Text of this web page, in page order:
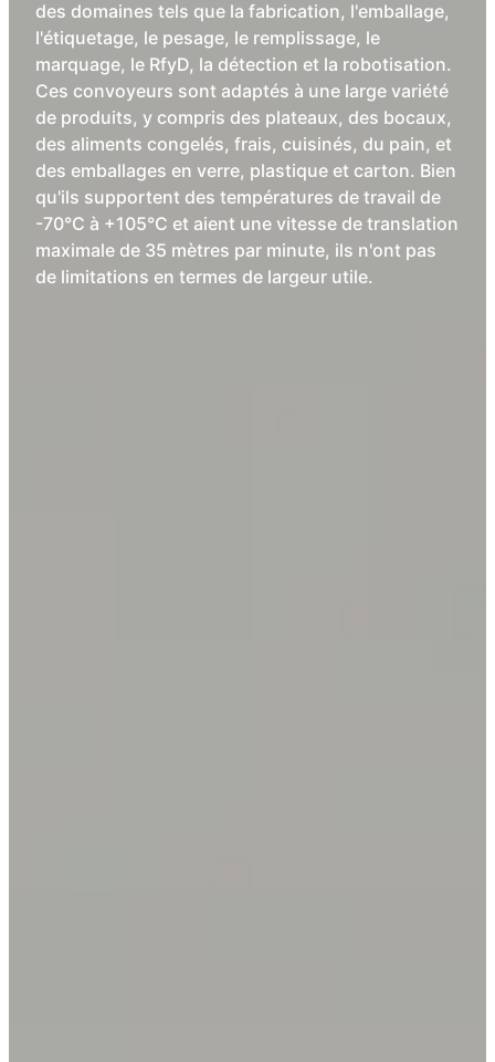
des domaines tels que la fabrication, l'emballage,
l'étiquetage, le pesage, le remplissage, le
marquage, le RfyD, la détection et la robotisation.
Ces convoyeurs sont adaptés à une large variété
de produits, y compris des plateaux, des bocaux,
des aliments congelés, frais, cuisinés, du pain, et
des emballages en verre, plastique et carton. Bien
qu'ils supportent des températures de travail de
-70°C à +105°C et aient une vitesse de translation
maximale de 35 mètres par minute, ils n'ont pas
de limitations en termes de largeur utile.